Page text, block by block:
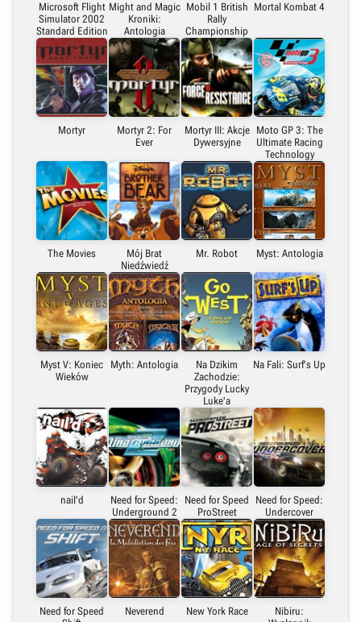
Microsoft Flight
Simulator 2002
Standard Edition
Might and Magic
Kroniki:
Antologia
Mobil 1 British
Rally
Championship
Mortal Kombat 4
Mortyr
Mortyr 2: For
Ever
Mortyr III: Akcje
Dywersyjne
Moto GP 3: The
Ultimate Racing
Technology
The Movies
Mój Brat
Niedźwiedź
Mr. Robot Myst: Antologia
Myst V: Koniec
Wieków
Myth: Antologia
Na Dzikim
Zachodzie:
Przygody Lucky
Luke'a
Na Fali: Surf's Up
nail'd
Need for Speed:
Underground 2
Need for Speed
ProStreet
Need for Speed:
Undercover
Need for Speed
Neverend New York Race
Nibiru: